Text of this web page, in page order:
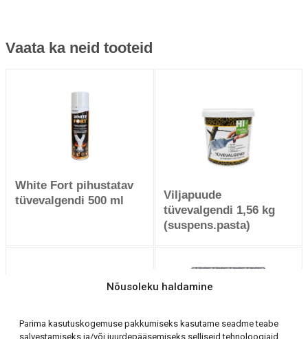
Nõusoleku haldamine
Parima kasutuskogemuse pakkumiseks kasutame seadme teabe
salvestamiseks ja/või juurdepääsemiseks selliseid tehnoloogiaid
Vaata ka neid tooteid
White Fort pihustatav
tüvevalgendi 500 ml
Viljapuude
tüvevalgendi 1,56 kg
(suspens.pasta)